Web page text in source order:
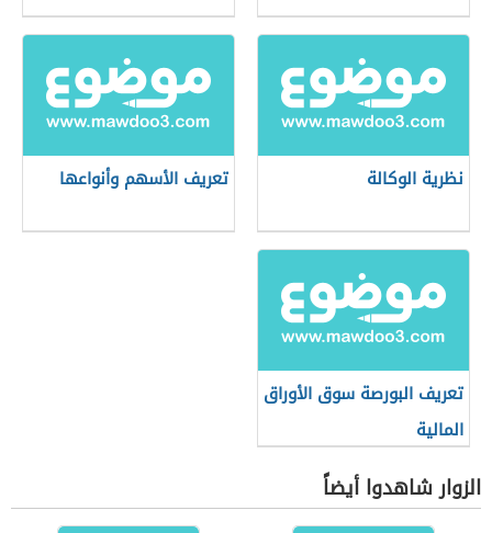
نظرية الوكالة تعريف الأسهم وأنواعها
تعريف البورصة سوق الأوراق
المالية
الزوار شاهدوا أيضاً